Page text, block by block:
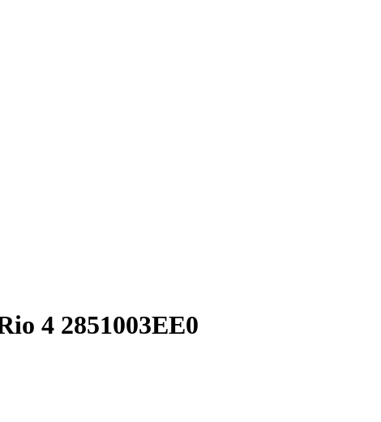
4 2851003EE0